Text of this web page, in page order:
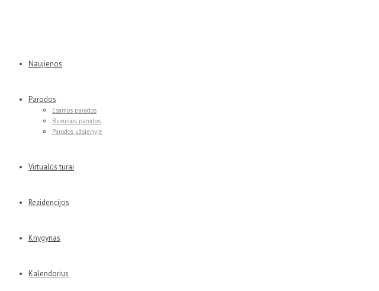
Naujienos
Parodos
Esamos parodos
Buvusios parodos
Parodos užsienyje
Virtualūs turai
Rezidencijos
Knygynas
Kalendorius